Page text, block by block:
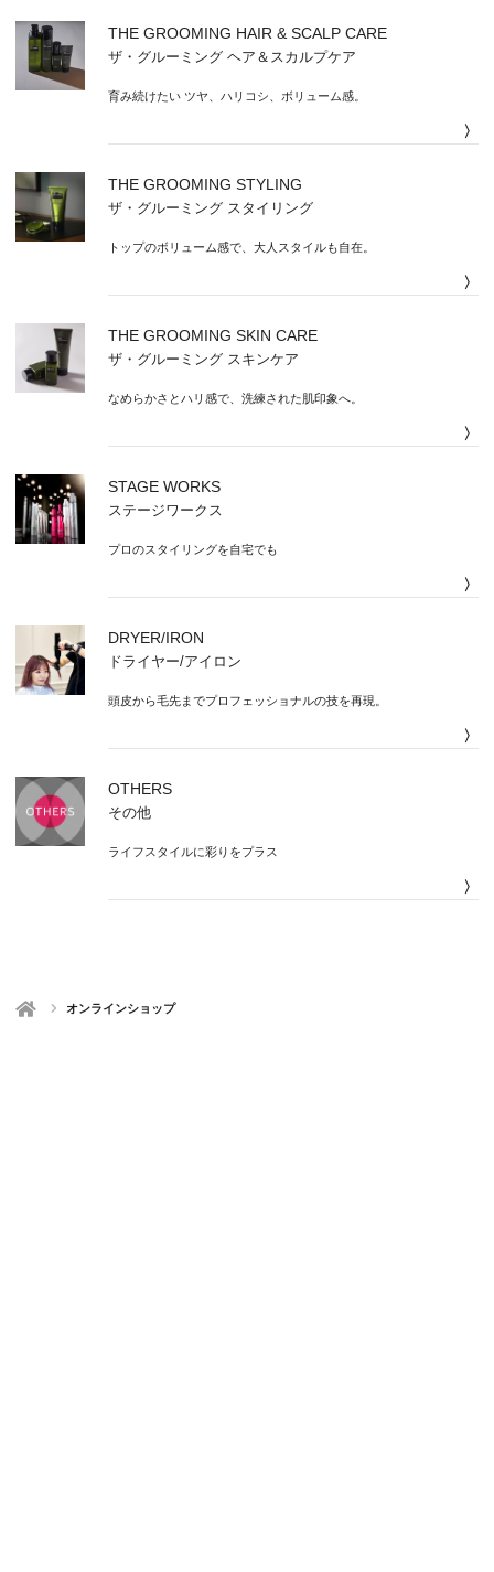
THE GROOMING HAIR & SCALP CARE
ザ・グルーミング ヘア＆スカルプケア
育み続けたい ツヤ、ハリコシ、ボリューム感。
〉
THE GROOMING STYLING
ザ・グルーミング スタイリング
トップのボリューム感で、大人スタイルも自在。
〉
THE GROOMING SKIN CARE
ザ・グルーミング スキンケア
なめらかさとハリ感で、洗練された肌印象へ。
〉
STAGE WORKS
ステージワークス
プロのスタイリングを自宅でも
〉
DRYER/IRON
ドライヤー/アイロン
頭皮から毛先までプロフェッショナルの技を再現。
〉
OTHERS
その他
ライフスタイルに彩りをプラス
〉
オンラインショップ